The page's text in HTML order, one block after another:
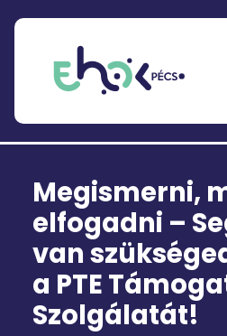
Search
for:
EHÖK
ÖSZTÖNDÍJAK
PÁLYÁZATOK
Megismerni,
elfogadni –
van
a PTE
Szolgálatát!